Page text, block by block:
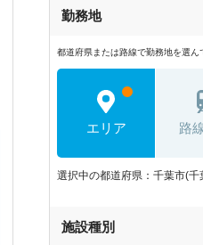
勤務地
都道府県または路線で勤務地を選ん
エリア 路
選択中の都道府県：千葉市(千
施設種別